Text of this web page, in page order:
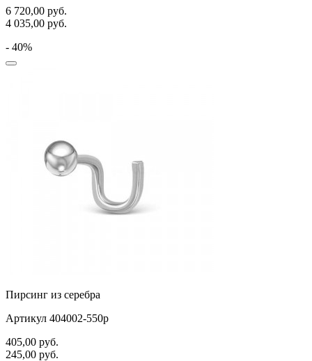
6 720,00 руб.
4 035,00 руб.
- 40%
Пирсинг из серебра
Артикул 404002-550р
405,00 руб.
245,00 руб.